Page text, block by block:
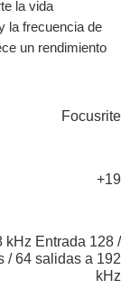
la vida
la frecuencia de
un rendimiento
Focusrite
+19
kHz Entrada 128 /
/ 64 salidas a 192
kHz